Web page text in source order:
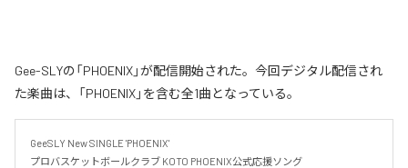
Gee-SLYの「PHOENIX」が配信開始された。今回デジタル配信され
た楽曲は、「PHOENIX」を含む全1曲となっている。
GeeSLY New SINGLE 'PHOENIX'
プロバスケットボールクラブ KOTO PHOENIX公式応援ソング